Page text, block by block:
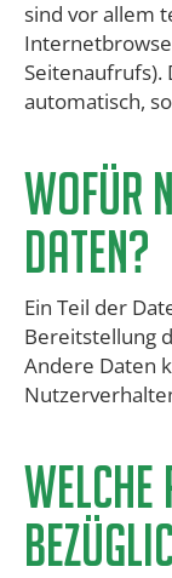
sind vor allem
Seitenaufrufs).
automatisch,
​Wofür
Daten?
Ein Teil der
Bereitstellung
Andere Daten
​Welche